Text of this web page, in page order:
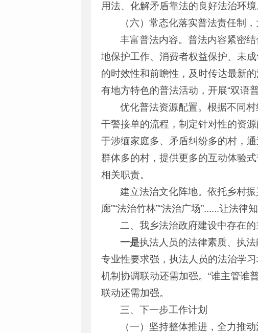
用法、化解矛盾靠法的良好法治环境
（六）常态化落实普法责任制
丰富普法内容。普法内容紧密
地保护工作、消费者权益保护、未
的时效性和前瞻性，及时传达最新
有地方特色的普法活动，开展“双语
优化普法资源配置。根据不同
干警接单的流程，制定针对性的资
于涉缅家庭多、矛盾纠纷多的村，
群体多的村，提供更多的互动体验
相关职责。
建立法治文化阵地。依托乡村振
廊”“法治竹林”“法治广场”......让法律
二、我乡法治政府建设中存在
一是执法人员的法律素质、执
专业性要求强，执法人员的法治学
机制协调联动还需加强。“谁主管谁
联动还需加强。
三、下一步工作计划
（一）坚持整体推进，全力推